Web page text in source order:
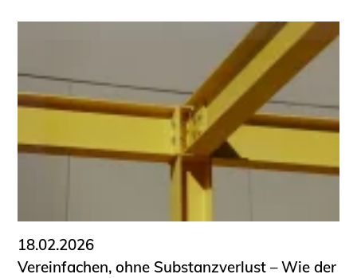
18.02.2026
Vereinfachen, ohne Substanzverlust – Wie der